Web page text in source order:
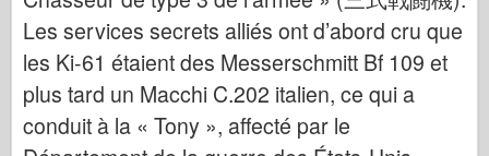
Dragon
Eduard
Modèle E.T.
Les services secrets alliés ont d’abord cru que
les Ki-61 étaient des Messerschmitt Bf 109 et
plus tard un Macchi C.202 italien, ce qui a
conduit à la « Tony », affecté par le